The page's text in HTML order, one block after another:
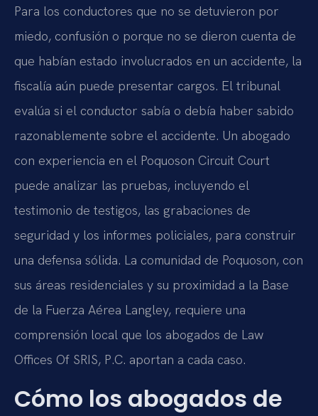
Para los conductores que no se detuvieron por
miedo, confusión o porque no se dieron cuenta de
que habían estado involucrados en un accidente, la
fiscalía aún puede presentar cargos. El tribunal
evalúa si el conductor sabía o debía haber sabido
razonablemente sobre el accidente. Un abogado
con experiencia en el Poquoson Circuit Court
puede analizar las pruebas, incluyendo el
testimonio de testigos, las grabaciones de
seguridad y los informes policiales, para construir
una defensa sólida. La comunidad de Poquoson, con
sus áreas residenciales y su proximidad a la Base
de la Fuerza Aérea Langley, requiere una
comprensión local que los abogados de Law
Offices Of SRIS, P.C. aportan a cada caso.
Cómo los abogados de